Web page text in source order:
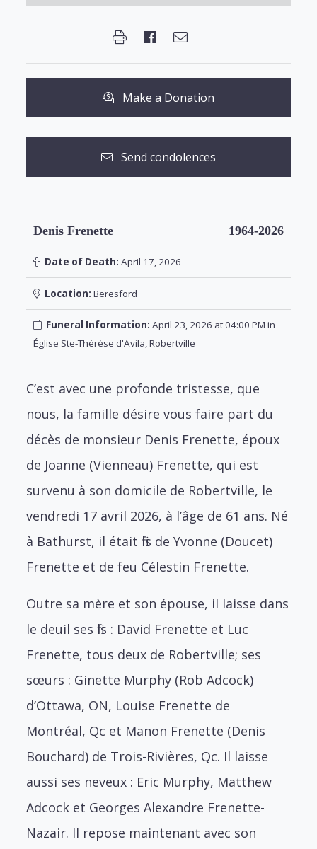
Make a Donation
Send condolences
Denis Frenette 1964-2026
Date of Death: April 17, 2026
Location: Beresford
Funeral Information: April 23, 2026 at 04:00 PM in
Église Ste-Thérèse d'Avila, Robertville
C’est avec une profonde tristesse, que
nous, la famille désire vous faire part du
décès de monsieur Denis Frenette, époux
de Joanne (Vienneau) Frenette, qui est
survenu à son domicile de Robertville, le
vendredi 17 avril 2026, à l’âge de 61 ans. Né
à Bathurst, il était fils de Yvonne (Doucet)
Frenette et de feu Célestin Frenette.
Outre sa mère et son épouse, il laisse dans
le deuil ses fils : David Frenette et Luc
Frenette, tous deux de Robertville; ses
sœurs : Ginette Murphy (Rob Adcock)
d’Ottawa, ON, Louise Frenette de
Montréal, Qc et Manon Frenette (Denis
Bouchard) de Trois-Rivières, Qc. Il laisse
aussi ses neveux : Eric Murphy, Matthew
Adcock et Georges Alexandre Frenette-
Nazair. Il repose maintenant avec son